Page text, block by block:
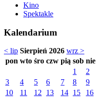
Kino
Spektakle
Kalendarium
< lip Sierpień 2026 wrz >
pon wto śro czw pią sob nie
1
2
3
4 5 6 7 8
9
10
11 12 13 14 15
16